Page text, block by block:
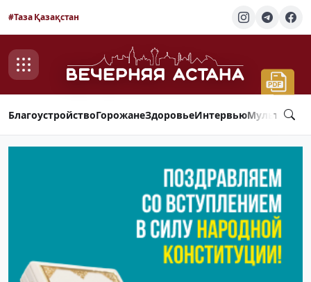
#Таза Қазақстан
БлагоустройствоГорожанеЗдоровьеИнтервью